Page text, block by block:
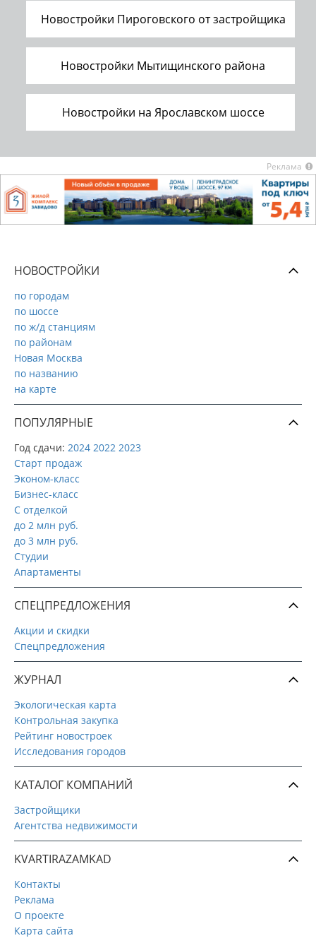
Новостройки Пироговского от застройщика
Новостройки Мытищинского района
Новостройки на Ярославском шоссе
Реклама
НОВОСТРОЙКИ
по городам
по шоссе
по ж/д станциям
по районам
Новая Москва
по названию
на карте
ПОПУЛЯРНЫЕ
Год сдачи: 2024 2022 2023
Старт продаж
Эконом-класс
Бизнес-класс
С отделкой
до 2 млн руб.
до 3 млн руб.
Студии
Апартаменты
СПЕЦПРЕДЛОЖЕНИЯ
Акции и скидки
Спецпредложения
ЖУРНАЛ
Экологическая карта
Контрольная закупка
Рейтинг новостроек
Исследования городов
КАТАЛОГ КОМПАНИЙ
Застройщики
Агентства недвижимости
KVARTIRAZAMKAD
Контакты
Реклама
О проекте
Карта сайта